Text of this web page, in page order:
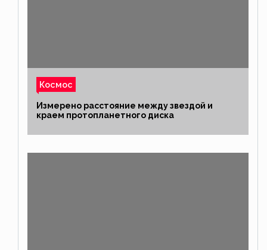
Космос
Измерено расстояние между звездой и
краем протопланетного диска